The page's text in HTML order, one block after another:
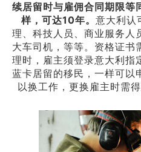
续居留时与雇佣合同期限等
样，可达10年。 意大利认
理、科技人员、商业服务人
大车司机，等等。资格证书
理时，雇主须登录意大利指
蓝卡居留的移民，一样可以
以换工作，更换雇主时需